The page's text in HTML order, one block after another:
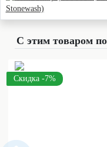
С этим товаром
Скидка -7%